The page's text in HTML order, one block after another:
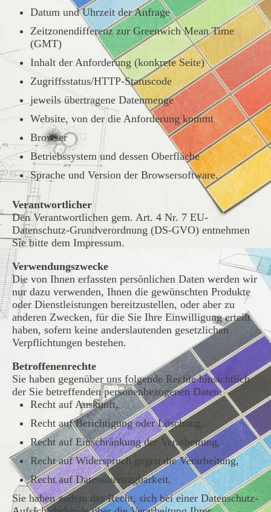
Datum und Uhrzeit der Anfrage
Zeitzonendifferenz zur Greenwich Mean Time
(GMT)
Inhalt der Anforderung (konkrete Seite)
Zugriffsstatus/HTTP-Statuscode
jeweils übertragene Datenmenge
Website, von der die Anforderung kommt
Browser
Betriebssystem und dessen Oberfläche
Sprache und Version der Browsersoftware.
Verantwortlicher
Den Verantwortlichen gem. Art. 4 Nr. 7 EU-
Datenschutz-Grundverordnung (DS-GVO) entnehmen
Sie bitte dem Impressum.
Verwendungszwecke
Die von Ihnen erfassten persönlichen Daten werden wir
nur dazu verwenden, Ihnen die gewünschten Produkte
oder Dienstleistungen bereitzustellen, oder aber zu
anderen Zwecken, für die Sie Ihre Einwilligung erteilt
haben, sofern keine anderslautenden gesetzlichen
Verpflichtungen bestehen.
Betroffenenrechte
Sie haben gegenüber uns folgende Rechte hinsichtlich
der Sie betreffenden personenbezogenen Daten:
Recht auf Auskunft,
Recht auf Berichtigung oder Löschung,
Recht auf Einschränkung der Verarbeitung,
Recht auf Widerspruch gegen die Verarbeitung,
Recht auf Datenübertragbarkeit.
Sie haben zudem das Recht, sich bei einer Datenschutz-